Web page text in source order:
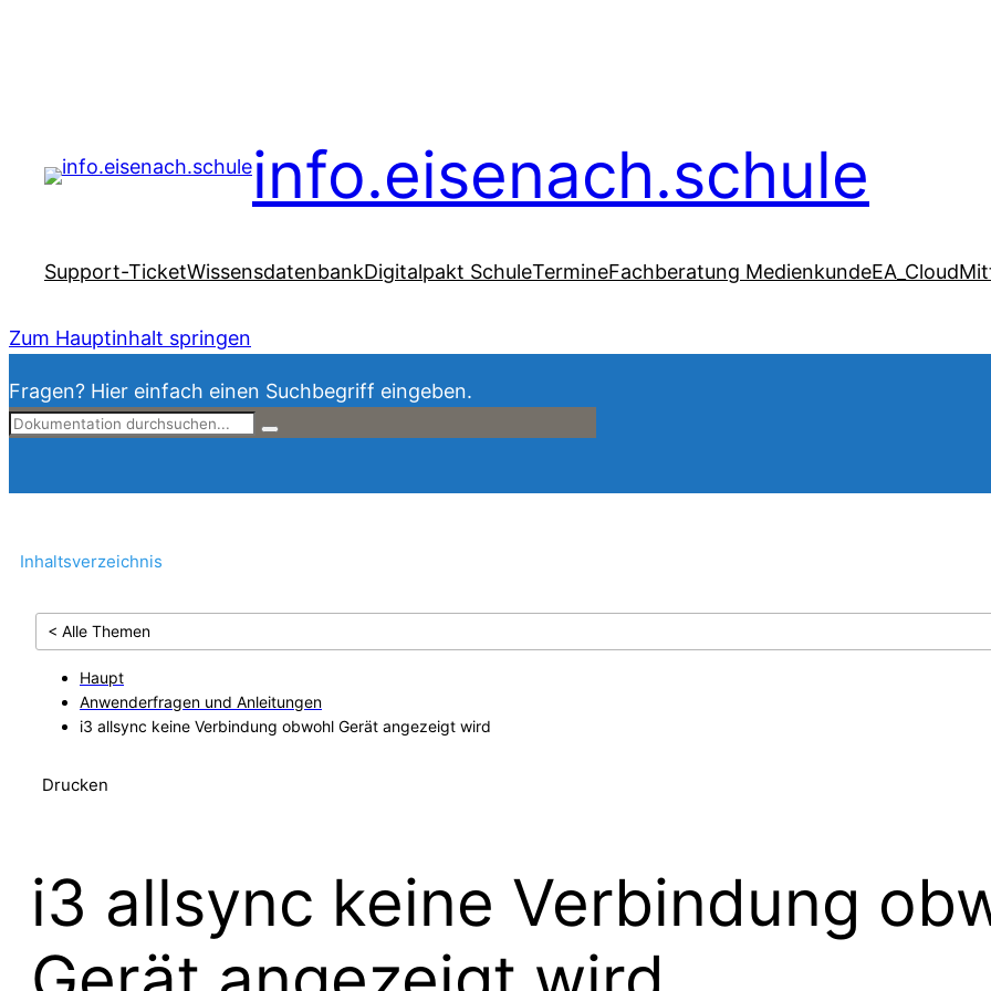
info.eisenach.schule
Support-TicketWissensdatenbankDigitalpakt SchuleTermineFachberatung MedienkundeEA_Cloud
Zum Hauptinhalt springen
Fragen? Hier einfach einen Suchbegriff eingeben.
Inhaltsverzeichnis
< Alle Themen
Haupt
Anwenderfragen und Anleitungen
i3 allsync keine Verbindung obwohl Gerät angezeigt wird
Drucken
i3 allsync keine Verbindung